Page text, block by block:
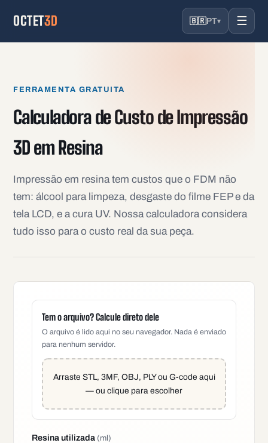
OCTET3D 🇧🇷PT▾ ☰
FERRAMENTA GRATUITA
Calculadora de Custo de Impressão
3D em Resina
Impressão em resina tem custos que o FDM não
tem: álcool para limpeza, desgaste do filme FEP e da
tela LCD, e a cura UV. Nossa calculadora considera
tudo isso para o custo real da sua peça.
Tem o arquivo? Calcule direto dele
O arquivo é lido aqui no seu navegador. Nada é enviado
para nenhum servidor.
Arraste STL, 3MF, OBJ, PLY ou G-code aqui
— ou clique para escolher
Resina utilizada (ml)